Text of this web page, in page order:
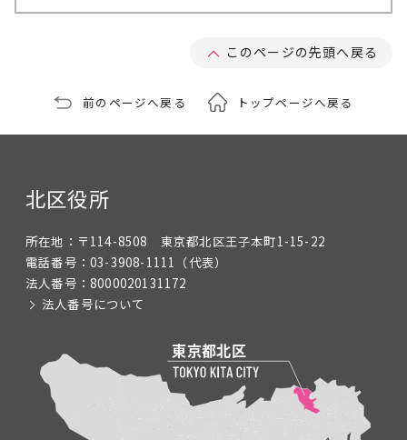
このページの先頭へ戻る
前のページへ戻る トップページへ戻る
北区役所
所在地： 〒114-8508 東京都北区王子本町1-15-22
電話番号： 03-3908-1111 （代表）
法人番号： 8000020131172
法人番号について